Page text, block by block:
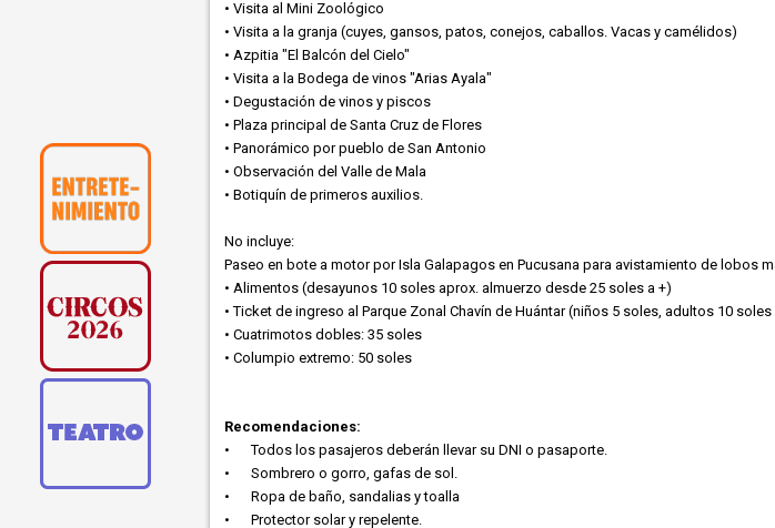
• Visita al Mini Zoológico
• Visita a la granja (cuyes, gansos, patos, conejos, caballos. Vacas y camélidos)
• Azpitia "El Balcón del Cielo"
• Visita a la Bodega de vinos "Arias Ayala"
• Degustación de vinos y piscos
• Plaza principal de Santa Cruz de Flores
• Panorámico por pueblo de San Antonio
• Observación del Valle de Mala
• Botiquín de primeros auxilios.
No incluye:
Paseo en bote a motor por Isla Galapagos en Pucusana para avistamiento de lobos
• Alimentos (desayunos 10 soles aprox. almuerzo desde 25 soles a +)
• Ticket de ingreso al Parque Zonal Chavín de Huántar (niños 5 soles, adultos 10
• Cuatrimotos dobles: 35 soles
• Columpio extremo: 50 soles
Recomendaciones:
•
Todos los pasajeros deberán llevar su DNI o pasaporte.
•
Sombrero o gorro, gafas de sol.
•
Ropa de baño, sandalias y toalla
•
Protector solar y repelente.